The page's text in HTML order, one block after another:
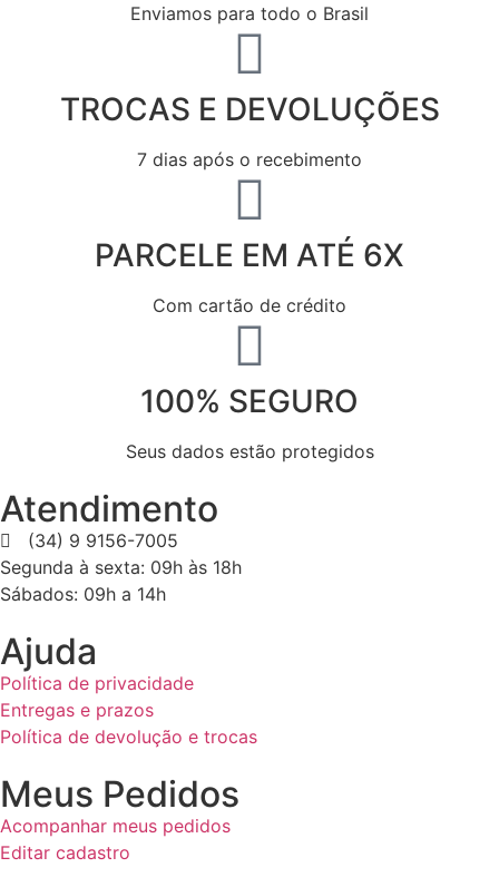
Enviamos para todo o Brasil
TROCAS E DEVOLUÇÕES
7 dias após o recebimento
PARCELE EM ATÉ 6X
Com cartão de crédito
100% SEGURO
Seus dados estão protegidos
Atendimento
(34) 9 9156-7005
Segunda à sexta: 09h às 18h
Sábados: 09h a 14h
Ajuda
Política de privacidade
Entregas e prazos
Política de devolução e trocas
Meus Pedidos
Acompanhar meus pedidos
Editar cadastro